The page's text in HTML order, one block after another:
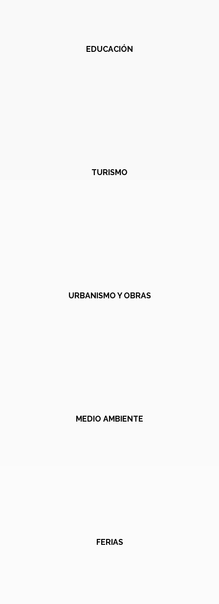
EDUCACIÓN
TURISMO
URBANISMO Y OBRAS
MEDIO AMBIENTE
FERIAS